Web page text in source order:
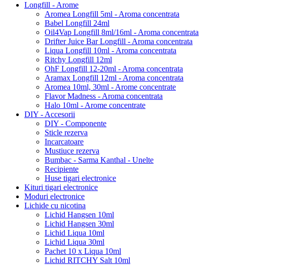
Longfill - Arome
Aromea Longfill 5ml - Aroma concentrata
Babel Longfill 24ml
Oil4Vap Longfill 8ml/16ml - Aroma concentrata
Drifter Juice Bar Longfill - Aroma concentrata
Liqua Longfill 10ml - Aroma concentrata
Ritchy Longfill 12ml
OhF Longfill 12-20ml - Aroma concentrata
Aramax Longfill 12ml - Aroma concentrata
Aromea 10ml, 30ml - Arome concentrate
Flavor Madness - Aroma concentrata
Halo 10ml - Arome concentrate
DIY - Accesorii
DIY - Componente
Sticle rezerva
Incarcatoare
Mustiuce rezerva
Bumbac - Sarma Kanthal - Unelte
Recipiente
Huse tigari electronice
Kituri tigari electronice
Moduri electronice
Lichide cu nicotina
Lichid Hangsen 10ml
Lichid Hangsen 30ml
Lichid Liqua 10ml
Lichid Liqua 30ml
Pachet 10 x Liqua 10ml
Lichid RITCHY Salt 10ml